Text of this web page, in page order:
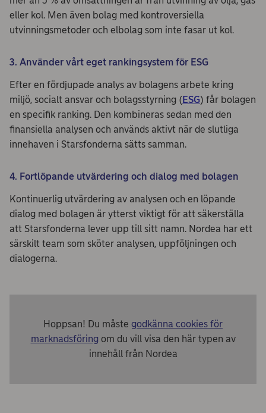
eller kol. Men även bolag med kontroversiella
utvinningsmetoder och elbolag som inte fasar ut kol.
3. Använder vårt eget rankingsystem för ESG
Efter en fördjupade analys av bolagens arbete kring
miljö, socialt ansvar och bolagsstyrning (ESG) får bolagen
en specifik ranking. Den kombineras sedan med den
finansiella analysen och används aktivt när de slutliga
innehaven i Starsfonderna sätts samman.
4. Fortlöpande utvärdering och dialog med bolagen
Kontinuerlig utvärdering av analysen och en löpande
dialog med bolagen är ytterst viktigt för att säkerställa
att Starsfonderna lever upp till sitt namn. Nordea har ett
särskilt team som sköter analysen, uppföljningen och
dialogerna.
Hoppsan! Du måste godkänna cookies för
marknadsföring om du vill visa den här typen av
innehåll från Nordea